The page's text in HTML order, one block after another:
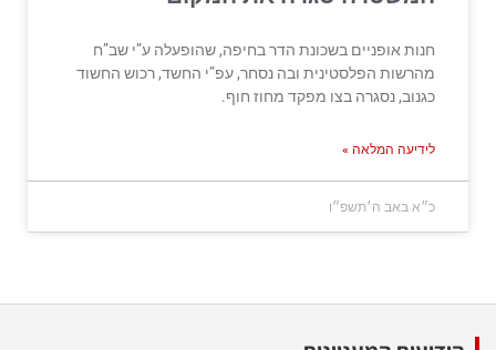
חנות אופניים בשכונת הדר בחיפה, שהופעלה ע”י שב”ח
מהרשות הפלסטינית ובה נסחר, עפ”י החשד, רכוש החשוד
כגנוב, נסגרה בצו מפקד מחוז חוף.
לידיעה המלאה »
כ״א באב ה׳תשפ״ו